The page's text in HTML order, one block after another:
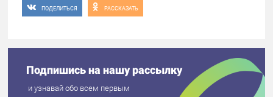
ПОДЕЛИТЬСЯ РАССКАЗАТЬ
Подпишись на нашу рассылку
и узнавай обо всем первым